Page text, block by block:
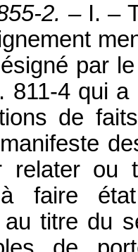
– I. –
par
811‑4 qui
de
relater ou
faire état
au titre du